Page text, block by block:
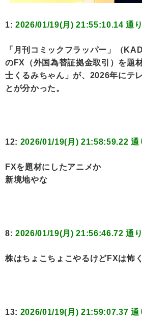
1: 2026/01/19(月) 21:55:10.14 通
「月刊コミックフラッパー」（
のFX（外国為替証拠金取引）を題
士くるみちゃん」が、2026年にテ
とが分かった。
12: 2026/01/19(月) 21:58:59.22 通
FXを題材にしたアニメか
新境地やな
8: 2026/01/19(月) 21:56:46.72 通
株はちょこちょこやるけどFXは怖
13: 2026/01/19(月) 21:59:07.37 通